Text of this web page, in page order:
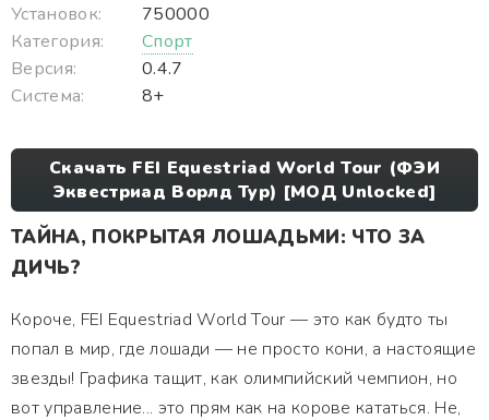
Установок:
750000
Категория:
Спорт
Версия:
0.4.7
Система:
8+
Скачать FEI Equestriad World Tour (ФЭИ
Эквестриад Ворлд Тур) [МОД Unlocked]
ТАЙНА, ПОКРЫТАЯ ЛОШАДЬМИ: ЧТО ЗА
ДИЧЬ?
Короче, FEI Equestriad World Tour — это как будто ты
попал в мир, где лошади — не просто кони, а настоящие
звезды! Графика тащит, как олимпийский чемпион, но
вот управление... это прям как на корове кататься. Не,